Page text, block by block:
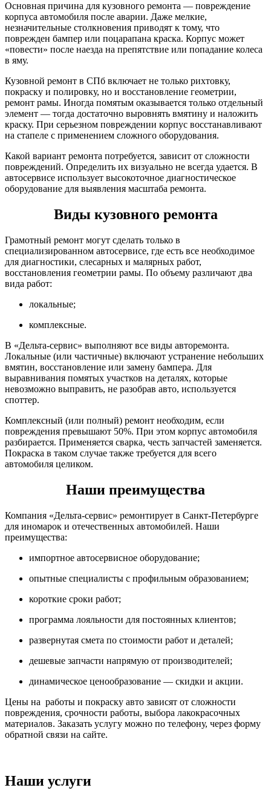
Основная причина для кузовного ремонта — повреждение
корпуса автомобиля после аварии. Даже мелкие,
незначительные столкновения приводят к тому, что
поврежден бампер или поцарапана краска. Корпус может
«повести» после наезда на препятствие или попадание колеса
в яму.
Кузовной ремонт в СПб включает не только рихтовку,
покраску и полировку, но и восстановление геометрии,
ремонт рамы. Иногда помятым оказывается только отдельный
элемент — тогда достаточно выровнять вмятину и наложить
краску. При серьезном повреждении корпус восстанавливают
на стапеле с применением сложного оборудования.
Какой вариант ремонта потребуется, зависит от сложности
повреждений. Определить их визуально не всегда удается. В
автосервисе использует высокоточное диагностическое
оборудование для выявления масштаба ремонта.
Виды кузовного ремонта
Грамотный ремонт могут сделать только в
специализированном автосервисе, где есть все необходимое
для диагностики, слесарных и малярных работ,
восстановления геометрии рамы. По объему различают два
вида работ:
локальные;
комплексные.
В «Дельта-сервис» выполняют все виды авторемонта.
Локальные (или частичные) включают устранение небольших
вмятин, восстановление или замену бампера. Для
выравнивания помятых участков на деталях, которые
невозможно выправить, не разобрав авто, используется
споттер.
Комплексный (или полный) ремонт необходим, если
повреждения превышают 50%. При этом корпус автомобиля
разбирается. Применяется сварка, честь запчастей заменяется.
Покраска в таком случае также требуется для всего
автомобиля целиком.
Наши преимущества
Компания «Дельта-сервис» ремонтирует в Санкт-Петербурге
для иномарок и отечественных автомобилей. Наши
преимущества:
импортное автосервисное оборудование;
опытные специалисты с профильным образованием;
короткие сроки работ;
программа лояльности для постоянных клиентов;
развернутая смета по стоимости работ и деталей;
дешевые запчасти напрямую от производителей;
динамическое ценообразование — скидки и акции.
Цены на работы и покраску авто зависят от сложности
повреждения, срочности работы, выбора лакокрасочных
материалов. Заказать услугу можно по телефону, через форму
обратной связи на сайте.
Наши услуги